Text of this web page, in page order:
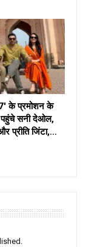
के प्रमोशन के
सनी देओल,
प्रीति जिंटा,…